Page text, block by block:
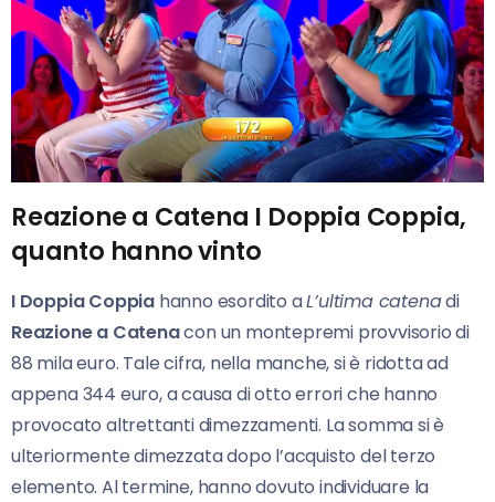
Reazione a Catena I Doppia Coppia,
quanto hanno vinto
I Doppia Coppia hanno esordito aL’ultima catenadi
Reazione a Catenacon un montepremi provvisorio di
88 mila euro. Tale cifra, nella manche, si è ridotta ad
appena 344 euro, a causa di otto errori che hanno
provocato altrettanti dimezzamenti. La somma si è
ulteriormente dimezzata dopo l’acquisto del terzo
elemento. Al termine, hanno dovuto individuare la